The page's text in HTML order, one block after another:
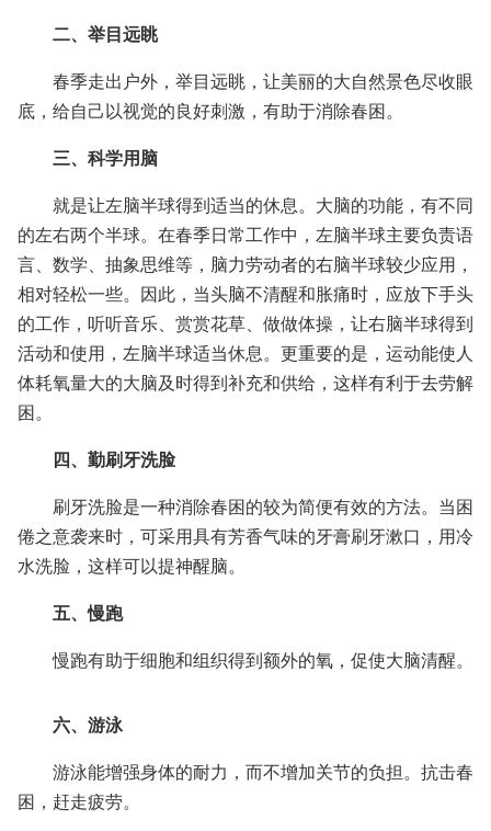
二、举目远眺
春季走出户外，举目远眺，让美丽的大自然景色尽收眼
底，给自己以视觉的良好刺激，有助于消除春困。
三、科学用脑
就是让左脑半球得到适当的休息。大脑的功能，有不同
的左右两个半球。在春季日常工作中，左脑半球主要负责语
言、数学、抽象思维等，脑力劳动者的右脑半球较少应用，
相对轻松一些。因此，当头脑不清醒和胀痛时，应放下手头
的工作，听听音乐、赏赏花草、做做体操，让右脑半球得到
活动和使用，左脑半球适当休息。更重要的是，运动能使人
体耗氧量大的大脑及时得到补充和供给，这样有利于去劳解
困。
四、勤刷牙洗脸
刷牙洗脸是一种消除春困的较为简便有效的方法。当困
倦之意袭来时，可采用具有芳香气味的牙膏刷牙漱口，用冷
水洗脸，这样可以提神醒脑。
五、慢跑
慢跑有助于细胞和组织得到额外的氧，促使大脑清醒。
六、游泳
游泳能增强身体的耐力，而不增加关节的负担。抗击春
困，赶走疲劳。